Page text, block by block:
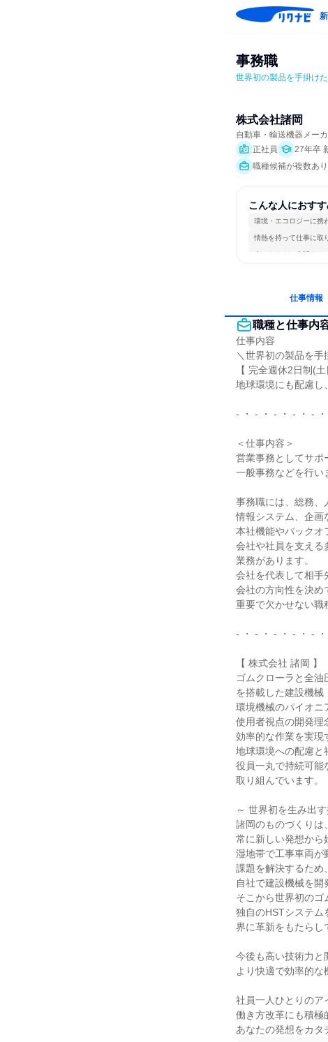
事務職
世界初の製品を手掛け
株式会社諸岡
自動車・輸送機器メー
正社員
27年卒
職種候補が複数あ
こんな人におす
環境・エコロジーに携
情熱を持って仕事に取
人とたくさん会話する
仕事情報
職種と仕事内
仕事内容
＼世界初の製品を手
【 完全週休2日制(
地球環境にも配慮し
- ・ - ・ - ・ - ・ -
＜仕事内容＞
営業事務としてサポ
一般事務などを行い
事務職には、総務、
情報システム、企画
本社機能やバックオ
会社や社員を支える
業務があります。
会社を代表して相手
会社の方向性を決め
重要で欠かせない職
- ・ - ・ - ・ - ・ -
【 株式会社 諸岡 】
ゴムクローラと全
を搭載した建設機械
環境機械のパイオニ
使用者視点の開発理
効率的な作業を実現
地球環境への配慮と
役員一丸で持続可能
取り組んでいます。
～ 世界初を生み出
諸岡のものづくりは、
常に新しい発想から
湿地帯で工事車両が
課題を解決するため、
自社で建設機械を開
そこから世界初のゴ
独自のHSTシステム
界に革新をもたらし
今後も高い技術力と
より快適で効率的な
社員一人ひとりのア
働き方改革にも積極
あなたの発想をカタ